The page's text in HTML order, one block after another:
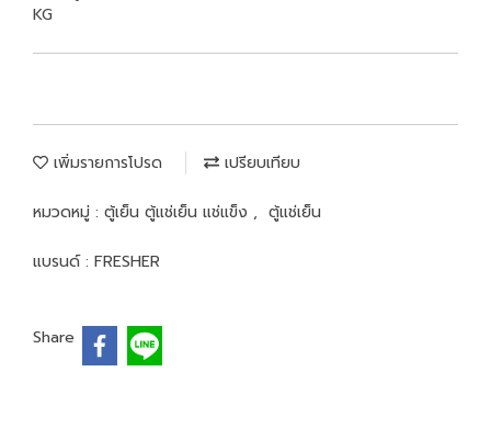
KG
เพิ่มรายการโปรด เปรียบเทียบ
หมวดหมู่ : ตู้เย็น ตู้แช่เย็น แช่แข็ง , ตู้แช่เย็น
แบรนด์ : FRESHER
Share